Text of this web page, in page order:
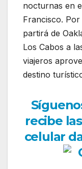
nocturnas en
Francisco.
partirá de
Los Cabos a
viajeros
destino
recibe
celular